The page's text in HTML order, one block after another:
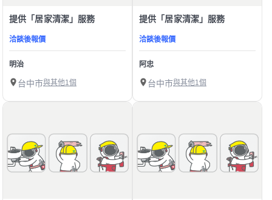
提供「居家清潔」服務
洽談後報價
明治
台中市與其他1個
提供「居家清潔」服務
洽談後報價
阿忠
台中市與其他1個